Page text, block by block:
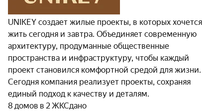
UNIKEY создает жилые проекты, в которых хочется
жить сегодня и завтра. Объединяет современную
архитектуру, продуманные общественные
пространства и инфраструктуру, чтобы каждый
проект становился комфортной средой для жизни.
Сегодня компания реализует проекты, сохраняя
единый подход к качеству и деталям.
8 домов в 2 ЖКСдано